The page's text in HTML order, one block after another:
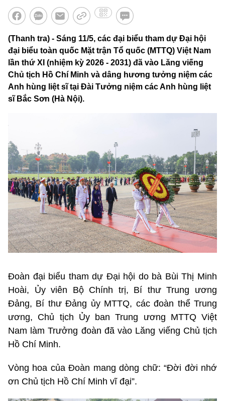
(Thanh tra) - Sáng 11/5, các đại biểu tham dự Đại hội
đại biểu toàn quốc Mặt trận Tổ quốc (MTTQ) Việt Nam
lần thứ XI (nhiệm kỳ 2026 - 2031) đã vào Lăng viếng
Chủ tịch Hồ Chí Minh và dâng hương tưởng niệm các
Anh hùng liệt sĩ tại Đài Tưởng niệm các Anh hùng liệt
sĩ Bắc Sơn (Hà Nội).
Đoàn đại biểu tham dự Đại hội do bà Bùi Thị Minh
Hoài, Ủy viên Bộ Chính trị, Bí thư Trung ương
Đảng, Bí thư Đảng ủy MTTQ, các đoàn thể Trung
ương, Chủ tịch Ủy ban Trung ương MTTQ Việt
Nam làm Trưởng đoàn đã vào Lăng viếng Chủ tịch
Hồ Chí Minh.
Vòng hoa của Đoàn mang dòng chữ: “Đời đời nhớ
ơn Chủ tịch Hồ Chí Minh vĩ đại”.